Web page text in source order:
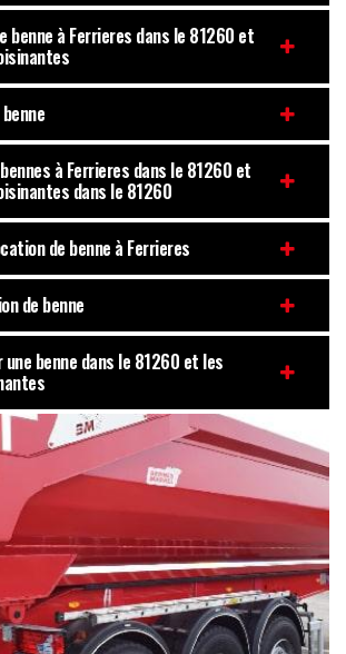
benne à Ferrieres dans le 81260 et
à Ferrieres dans le 81260 et
dans le 81260
de benne à Ferrieres
de benne
benne dans le 81260 et les